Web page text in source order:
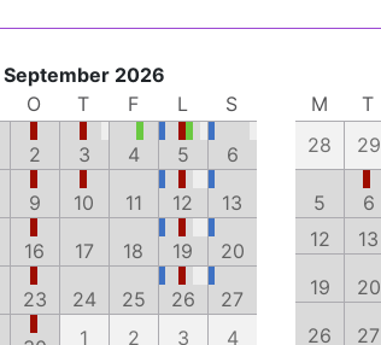
September 2026
O T F L
S
2 3 4 5
6
9 10 11 12
13
16 17 18 19
20
23 24 25 26
27
1 2 3 4
M
T
28
29
5
6
12
13
19
20
26
27